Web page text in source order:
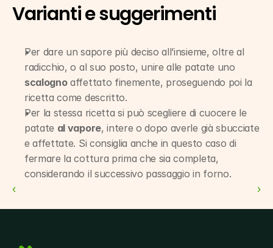
Varianti e suggerimenti
Per dare un sapore più deciso all’insieme, oltre al
scalogno affettato finemente, proseguendo poi la
ricetta come descritto.
Per la stessa ricetta si può scegliere di cuocere le
patate al vapore, intere o dopo averle già sbucciate
e affettate. Si consiglia anche in questo caso di
fermare la cottura prima che sia completa,
considerando il successivo passaggio in forno.
‹
›